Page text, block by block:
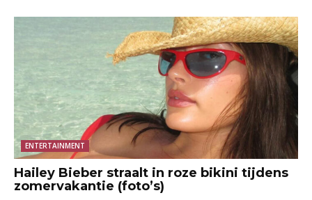
ENTERTAINMENT
Hailey Bieber straalt in roze bikini tijdens
zomervakantie (foto’s)